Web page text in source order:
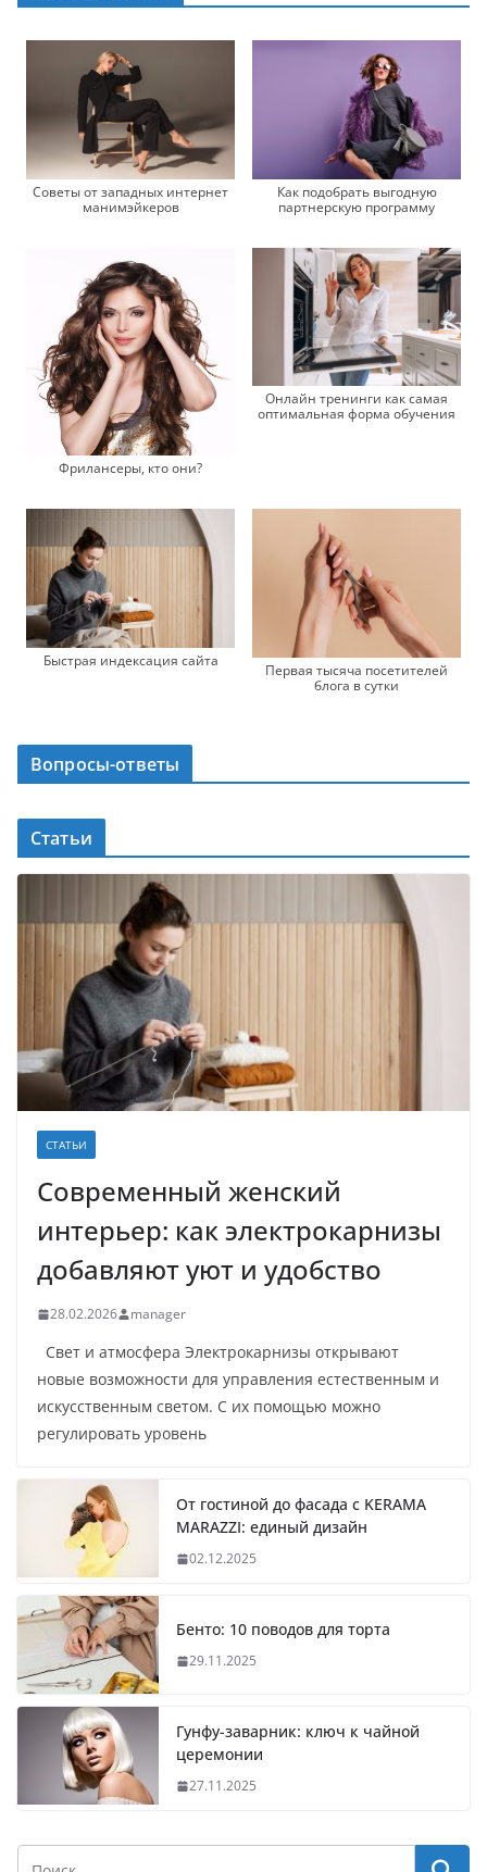
Советы от западных интернет
манимэйкеров
Как подобрать выгодную
партнерскую программу
Фрилансеры, кто они?
Онлайн тренинги как самая
оптимальная форма обучения
Быстрая индексация сайта
Первая тысяча посетителей
блога в сутки
Вопросы-ответы
Статьи
СТАТЬИ
Современный женский
интерьер: как электрокарнизы
добавляют уют и удобство
28.02.2026 manager
Свет и атмосфера Электрокарнизы открывают
новые возможности для управления естественным и
искусственным светом. С их помощью можно
регулировать уровень
От гостиной до фасада с KERAMA
MARAZZI: единый дизайн
02.12.2025
Бенто: 10 поводов для торта
29.11.2025
Гунфу-заварник: ключ к чайной
церемонии
27.11.2025